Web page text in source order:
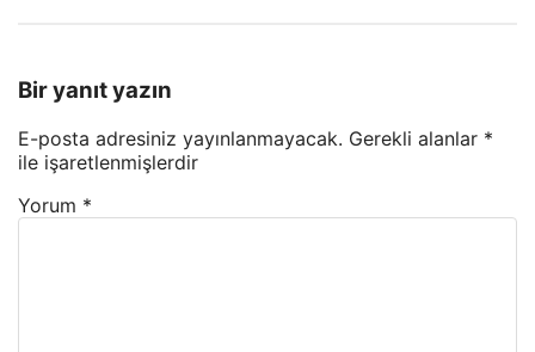
Bir yanıt yazın
E-posta adresiniz yayınlanmayacak. Gerekli alanlar *
ile işaretlenmişlerdir
Yorum *